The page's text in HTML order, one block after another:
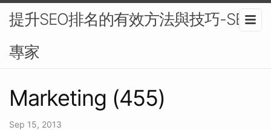
提升SEO排名的有效方法與技巧-SEO
專家
Marketing (455)
Sep 15, 2013